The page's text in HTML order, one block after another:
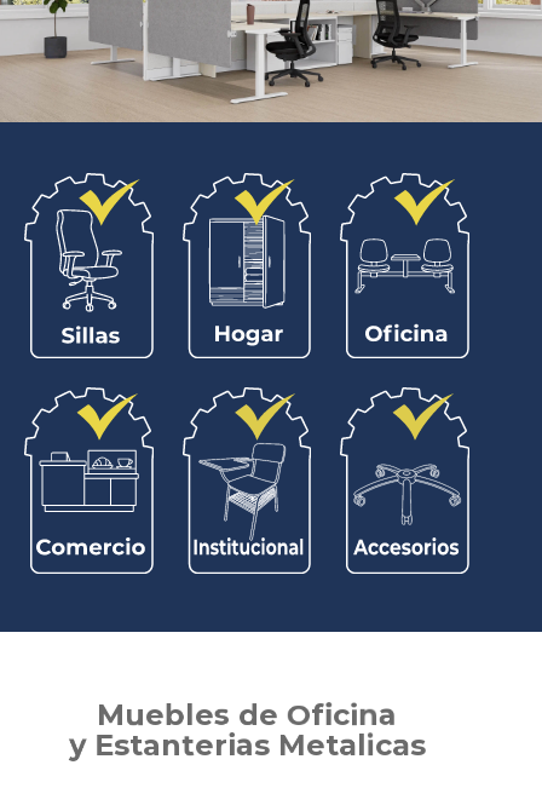
Muebles de Oficina
y Estanterias Metalicas